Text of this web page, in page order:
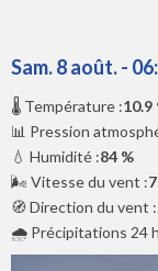
Sam. 8 août. -
🌡️ Température :10.9
📊 Pression
💧 Humidité :84 %
🌬️ Vitesse du vent :
🧭 Direction du vent :
🌧️ Précipitations 24